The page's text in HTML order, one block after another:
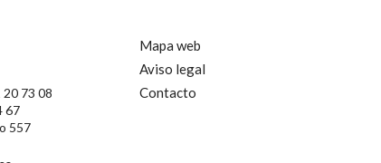
73 08
67
557
Mapa web
Aviso legal
Contacto